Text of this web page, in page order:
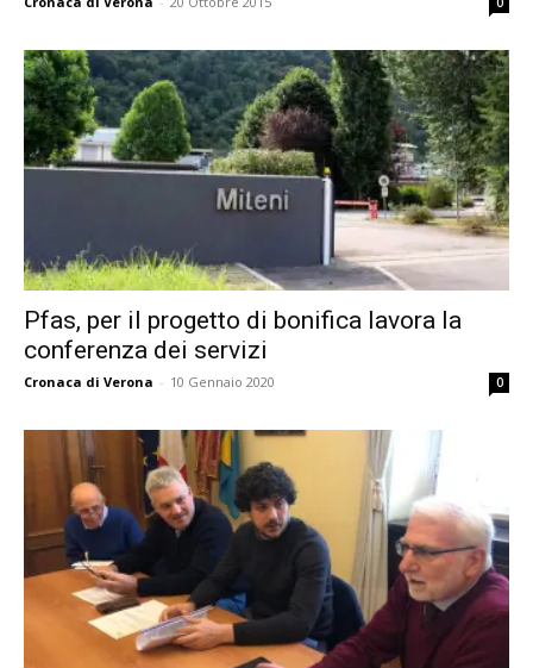
Pfas, per il progetto di bonifica lavora la
conferenza dei servizi
Cronaca di Verona - 10 Gennaio 2020 0